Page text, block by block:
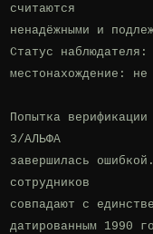
считаются
ненадёжными и
Статус
местонахождение: не
Попытка
3/АЛЬФА
завершилась
сотрудников
совпадают с
датированным 1990